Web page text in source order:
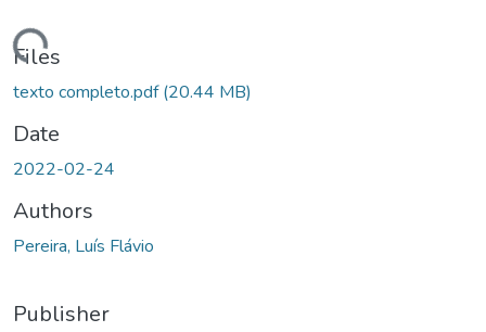
Files
texto completo.pdf(20.44 MB)
Date
2022-02-24
Authors
Pereira, Luís Flávio
Publisher